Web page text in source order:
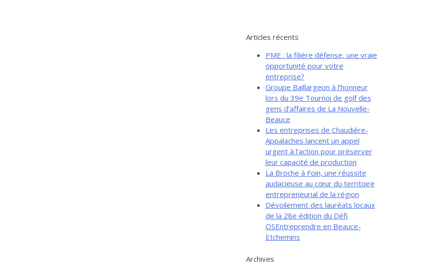
Articles récents
PME : la filière défense, une vraie
opportunité pour votre
entreprise?
Groupe Baillargeon à l’honneur
lors du 39e Tournoi de golf des
gens d’affaires de La Nouvelle-
Beauce
Les entreprises de Chaudière-
Appalaches lancent un appel
urgent à l’action pour préserver
leur capacité de production
La Broche à Foin, une réussite
audacieuse au cœur du territoire
entrepreneurial de la région
Dévoilement des lauréats locaux
de la 28e édition du Défi
OSEntreprendre en Beauce-
Etchemins
Archives